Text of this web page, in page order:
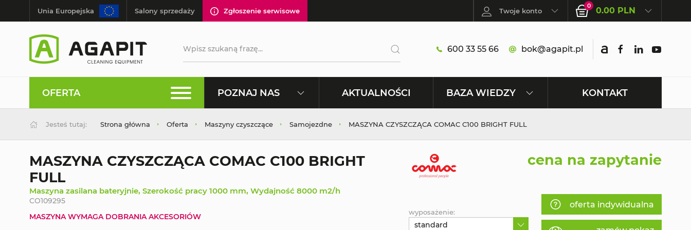
Unia Europejska Salony sprzedaży Zgłoszenie serwisowe Twoje konto
0 0.00 PLN
600 33 55 66 bok@agapit.pl
OFERTA POZNAJ NAS AKTUALNOŚCI BAZA WIEDZY KONTAKT
Jesteś tutaj: Strona główna Oferta Maszyny czyszczące Samojezdne MASZYNA CZYSZCZĄCA COMAC C100 BRIGHT FULL
MASZYNA CZYSZCZĄCA COMAC C100 BRIGHT
FULL
Maszyna zasilana bateryjnie, Szerokość pracy 1000 mm, Wydajność 8000 m2/h
CO109295
MASZYNA WYMAGA DOBRANIA AKCESORIÓW
cena na zapytanie
oferta indywidualna
wyposażenie:
standard